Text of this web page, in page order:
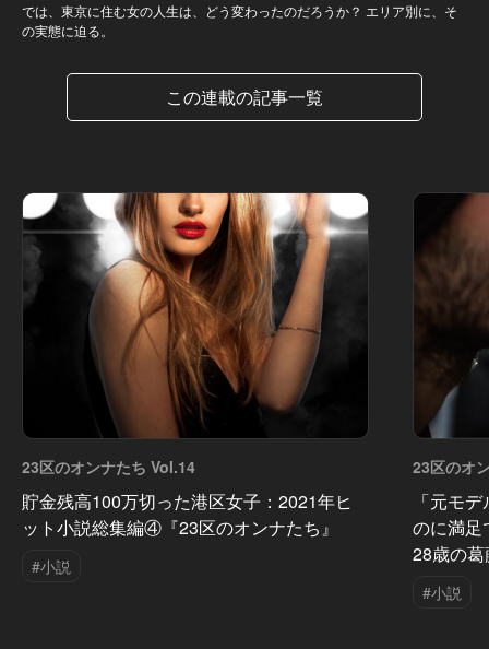
では、東京に住む女の人生は、どう変わったのだろうか？ エリア別に、そ
の実態に迫る。
この連載の記事一覧
23区のオンナたち Vol.14
貯金残高100万切った港区女子：2021年ヒ
ット小説総集編④『23区のオンナたち』
#小説
23区のオ
「元モ
のに満
28歳の
#小説